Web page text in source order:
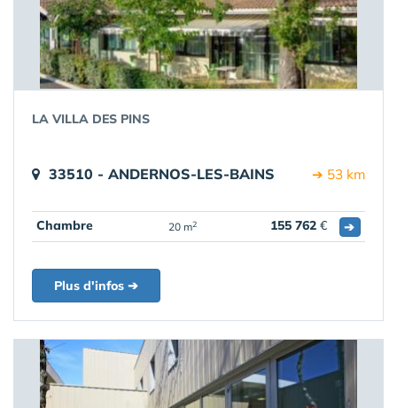
LA VILLA DES PINS
33510 - ANDERNOS-LES-BAINS ➔ 53 km
Chambre 20 m2 155 762 € ➔
Plus d'infos ➔